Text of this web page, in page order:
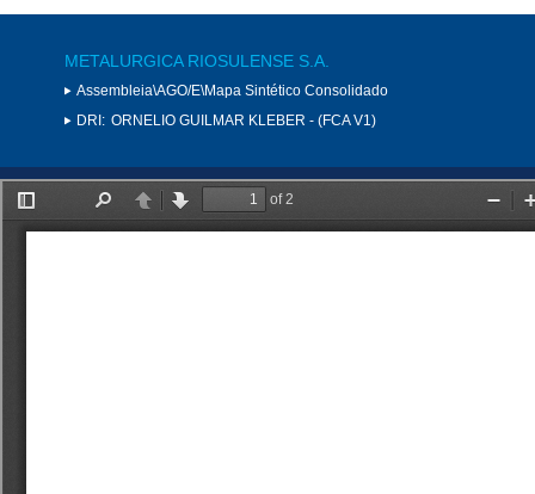
METALURGICA RIOSULENSE S.A.
Assembleia\AGO/E\Mapa Sintético Consolidado
DRI: ORNELIO GUILMAR KLEBER - (FCA V1)